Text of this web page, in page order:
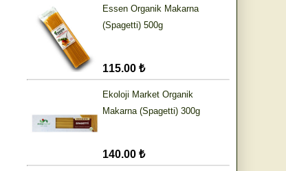
Essen Organik Makarna
(Spagetti) 500g
115.00 ₺
Ekoloji Market Organik
Makarna (Spagetti) 300g
140.00 ₺